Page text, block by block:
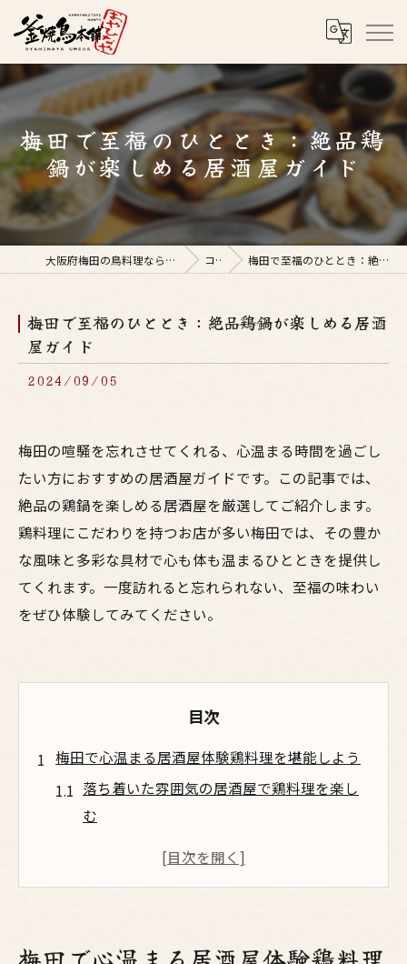
梅田で至福のひととき：絶品鶏
鍋が楽しめる居酒屋ガイド
大阪府梅田の鳥料理なら釜焼鳥本舗おやひなや 梅田店 コラム 梅田で至福のひととき：絶品鶏鍋が楽しめる居酒屋ガイド
梅田で至福のひととき：絶品鶏鍋が楽しめる居酒
屋ガイド
2024/09/05
梅田の喧騒を忘れさせてくれる、心温まる時間を過ごし
たい方におすすめの居酒屋ガイドです。この記事では、
絶品の鶏鍋を楽しめる居酒屋を厳選してご紹介します。
鶏料理にこだわりを持つお店が多い梅田では、その豊か
な風味と多彩な具材で心も体も温まるひとときを提供し
てくれます。一度訪れると忘れられない、至福の味わい
をぜひ体験してみてください。
目次
梅田で心温まる居酒屋体験鶏料理を堪能しよう
落ち着いた雰囲気の居酒屋で鶏料理を楽し
む
梅田の隠れ家的居酒屋で鶏肉の魅力を再発